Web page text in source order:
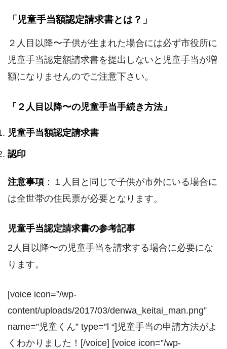
「児童手当額認定請求書とは？」
２人目以降〜子供が生まれた場合には必ず市役所に
児童手当認定額請求書を提出しないと児童手当が増
額になりませんのでご注意下さい。
「２人目以降〜の児童手当手続き方法」
児童手当額認定請求書
認印
注意事項 ：１人目と同じで子供が市外にいる場合に
は全世帯の住民票が必要となります。
児童手当認定請求書の参考記事
2人目以降〜の児童手当を請求する場合に必要にな
ります。
[voice icon=”/wp-
content/uploads/2017/03/denwa_keitai_man.png”
name=”児童くん” type=”l “]児童手当の申請方法がよ
くわかりました！[/voice] [voice icon=”/wp-